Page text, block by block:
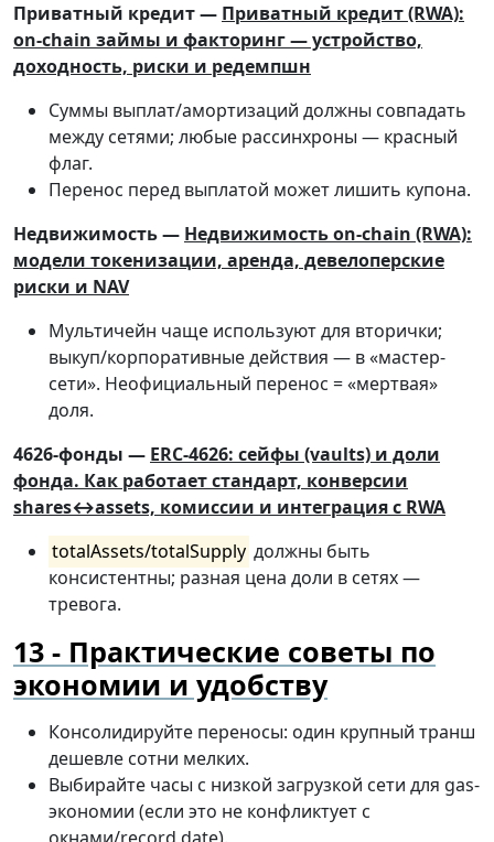
Приватный кредит — Приватный кредит (RWA):
on-chain займы и факторинг — устройство,
доходность, риски и редемпшн
Суммы выплат/амортизаций должны совпадать
между сетями; любые рассинхроны — красный
флаг.
Перенос перед выплатой может лишить купона.
Недвижимость — Недвижимость on-chain (RWA):
модели токенизации, аренда, девелоперские
риски и NAV
Мультичейн чаще используют для вторички;
выкуп/корпоративные действия — в «мастер-
сети». Неофициальный перенос = «мертвая»
доля.
4626-фонды — ERC-4626: сейфы (vaults) и доли
фонда. Как работает стандарт, конверсии
shares↔assets, комиссии и интеграция с RWA
totalAssets/totalSupply должны быть
консистентны; разная цена доли в сетях —
тревога.
Практические советы по
экономии и удобству
Консолидируйте переносы: один крупный транш
дешевле сотни мелких.
Выбирайте часы с низкой загрузкой сети для gas-
экономии (если это не конфликтует с